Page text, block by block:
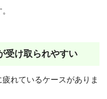
受け取られやすい
れているケースがありま